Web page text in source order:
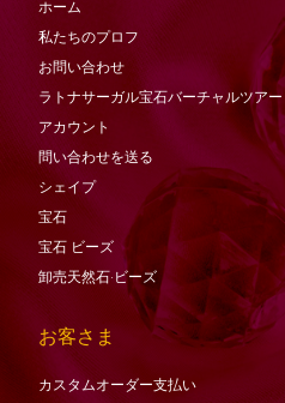
ホーム
私たちのプロフ
お問い合わせ
ラトナサーガル宝石バーチャ​​ルツアー
アカウント
問い合わせを送る
シェイプ
宝石
宝石 ビーズ
卸売天然石·ビーズ
お客さま
カスタムオーダー支払い